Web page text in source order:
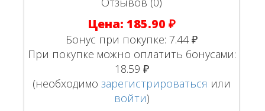
Цена:185.90 ₽
Бонус при покупке:7.44 ₽
При покупке можно оплатить бонусами:
18.59 ₽
(необходимозарегистрироваться или
войти)